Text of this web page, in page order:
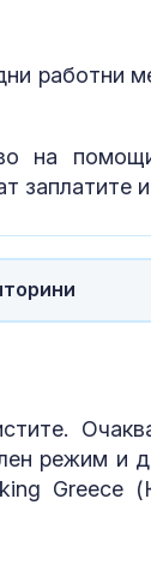
работни
на
заплатите
режим и
Greece
Почина